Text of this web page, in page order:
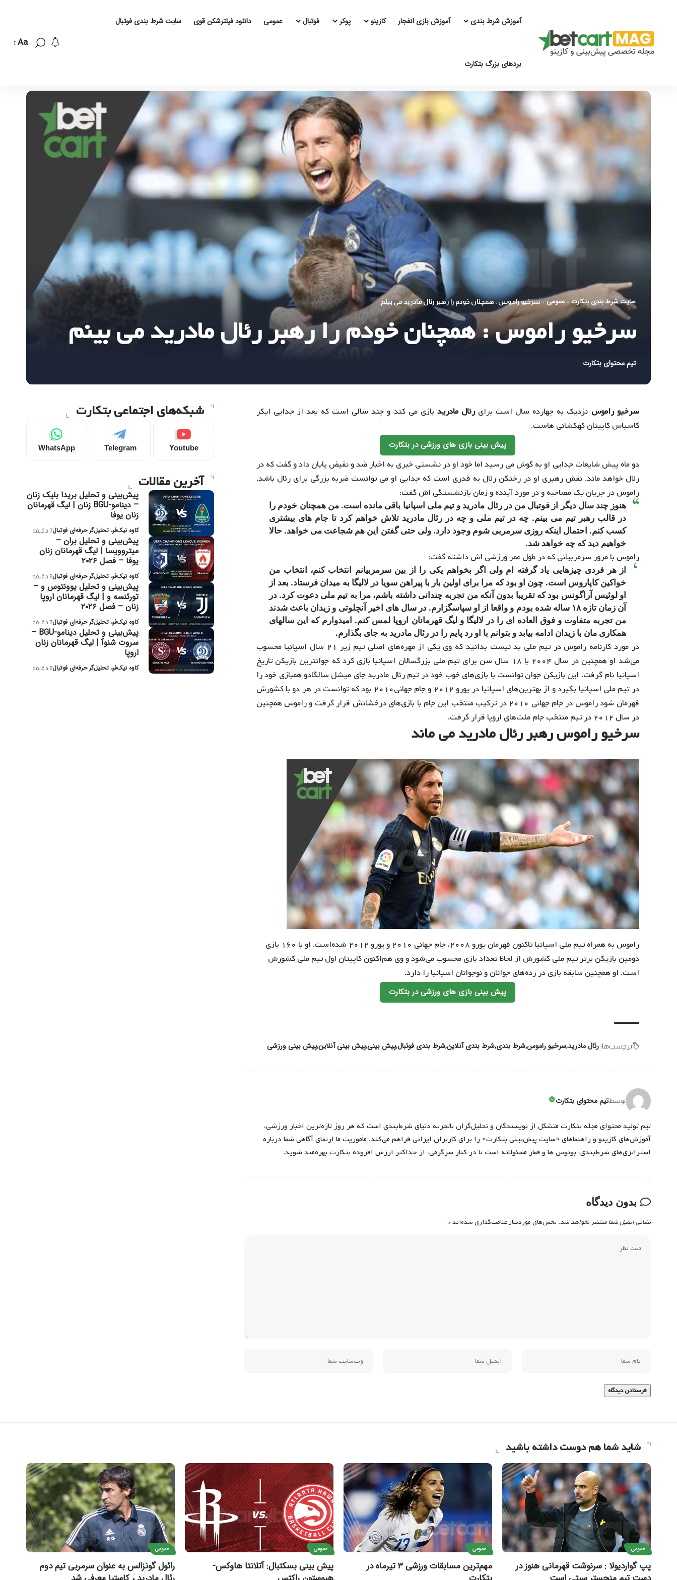
آموزش شرط بندی آموزش بازی انفجار کازینو پوکر فوتبال عمومی دانلود فیلترشکن قوی سایت شرط بندی فوتبال
بردهای بزرگ بتکارت
Aa
سایت شرط بندی بتکارت - عمومی - سرخیو راموس : همچنان خودم را رهبر رئال مادرید می بینم
سرخیو راموس : همچنان خودم را رهبر رئال مادرید می بینم
تیم محتوای بتکارت
سرخیو راموس نزدیک به چهارده سال است برایرئال مادرید بازی می کند و چند سالی است که بعد از جدایی ایکر
کاسیاس کاپیتان کهکشانی هاست.
پیش بینی بازی های ورزشی در بتکارت
دو ماه پیش شایعات جدایی او به گوش می رسید اما خود او در نشستی خبری به اخبار ضد و نقیض پایان داد و گفت که در
رئال خواهد ماند. نقش رهبری او در رختکن رئال به قدری است که جدایی او می توانست ضربه بزرگی برای رئال باشد.
راموس در جریان یک مصاحبه و در مورد آینده و زمان بازنشستگی اش گفت:
هنوز چند سال دیگر از فوتبال من در رئال مادرید و تیم ملی اسپانیا باقی مانده است. من همچنان خودم را
در قالب رهبر تیم می بینم. چه در تیم ملی و چه در رئال مادرید تلاش خواهم کرد تا جام های بیشتری
کسب کنم. احتمال اینکه روزی سرمربی شوم وجود دارد. ولی حتی گفتن این هم شجاعت می خواهد. حالا
خواهیم دید که چه خواهد شد.
راموس با مرور سرمربیانی که در طول عمر ورزشی اش داشته گفت:
از هر فردی چیزهایی یاد گرفته ام ولی اگر بخواهم یکی را از بین سرمربیانم انتخاب کنم، انتخاب من
خواکین کاپاروس است. چون او بود که مرا برای اولین بار با پیراهن سویا در لالیگا به میدان فرستاد. بعد از
او لوئیس آراگونس بود که تقریبا بدون آنکه من تجربه چندانی داشته باشم، مرا به تیم ملی دعوت کرد. در
آن زمان تازه ۱۸ ساله شده بودم و واقعا از او سپاسگزارم. در سال های اخیر آنچلوتی و زیدان باعث شدند
من تجربه متفاوت و فوق العاده ای را در لالیگا و لیگ قهرمانان اروپا لمس کنم. امیدوارم که این سالهای
همکاری مان با زیدان ادامه بیابد و بتوانم با او رد پایم را در رئال مادرید به جای بگذارم.
در مورد کارنامه راموس در تیم ملی بد نیست بدانید که وی یکی از مهره‌های اصلی تیم زیر ۲۱ سال اسپانیا محسوب
می‌شد او همچنین در سال ۲۰۰۴ با ۱۸ سال سن برای تیم ملی بزرگسالان اسپانیا بازی کرد که جوانترین بازیکن تاریخ
اسپانیا نام گرفت. این بازیکن جوان توانست با بازی‌های خوب خود در تیم رئال مادرید جای میشل سالگادو همبازی خود را
در تیم ملی اسپانیا بگیرد و از بهترین‌های اسپانیا در یورو ۲۰۱۲ و جام جهانی۲۰۱۰ بود که توانست در هر دو با کشورش
قهرمان شود راموس در جام جهانی ۲۰۱۰ در ترکیب منتخب این جام با بازی‌های درخشانش قرار گرفت و راموس همچنین
در سال ۲۰۱۲ در تیم منتخب جام ملت‌های اروپا قرار گرفت.
سرخیو راموس رهبر رئال مادرید می ماند
راموس به همراه تیم ملی اسپانیا تاکنون قهرمان یورو ۲۰۰۸، جام جهانی ۲۰۱۰ و یورو ۲۰۱۲ شده‌است. او با ۱۶۰ بازی
دومین بازیکن برتر تیم ملی کشورش از لحاظ تعداد بازی محسوب می‌شود و وی هم‌اکنون کاپیتان اول تیم ملی کشورش
است. او همچنین سابقه بازی در رده‌های جوانان و نوجوانان اسپانیا را دارد.
پیش بینی بازی های ورزشی در بتکارت
برچسب‌‌ها: رئال مادریدسرخیو راموسشرط بندیشرط بندی آنلاینشرط بندی فوتبالپیش بینیپیش بینی آنلاینپیش بینی ورزشی
توسطتیم محتوای بتکارت
تیم تولید محتوای مجله بتکارت متشکل از نویسندگان و تحلیل‌گران باتجربه دنیای شرط‌بندی است که هر روز تازه‌ترین اخبار ورزشی،
آموزش‌های کازینو و راهنماهای «سایت پیش‌بینی بتکارت» را برای کاربران ایرانی فراهم می‌کند. مأموریت ما ارتقای آگاهی شما درباره
استراتژی‌های شرطبندی، بونوس ها و قمار مسئولانه است تا در کنار سرگرمی، از حداکثر ارزش افزوده بتکارت بهره‌مند شوید.
بدون دیدگاه
نشانی ایمیل شما منتشر نخواهد شد. بخش‌های موردنیاز علامت‌گذاری شده‌اند*
شبکه‌های اجتماعی بتکارت
Youtube
Telegram
WhatsApp
آخرین مقالات
پیش‌بینی و تحلیل بریدا بلیک زنان
– دینامو-BGU زنان | لیگ قهرمانان
زنان یوفا
کاوه نیک‌فر، تحلیل‌گر حرفه‌ای فوتبال7 دقیقه
پیش‌بینی و تحلیل بران –
میتروویسا | لیگ قهرمانان زنان
یوفا – فصل ۲۰۲۶
کاوه نیک‌فر، تحلیل‌گر حرفه‌ای فوتبال8 دقیقه
پیش‌بینی و تحلیل یوونتوس و –
تورئنسه و | لیگ قهرمانان اروپا
زنان – فصل ۲۰۲۶
کاوه نیک‌فر، تحلیل‌گر حرفه‌ای فوتبال7 دقیقه
پیش‌بینی و تحلیل دینامو-BGU –
سروت شنوآ | لیگ قهرمانان زنان
اروپا
کاوه نیک‌فر، تحلیل‌گر حرفه‌ای فوتبال8 دقیقه
شاید شما هم دوست داشته باشید
عمومی
پپ گواردیولا : سرنوشت قهرمانی هنوز در
عمومی
مهم‌ترین مسابقات ورزشی ۳ تیرماه در
عمومی
پیش بینی بسکتبال: آتلانتا هاوکس-
عمومی
رائول گونزالس به عنوان سرمربی تیم دوم